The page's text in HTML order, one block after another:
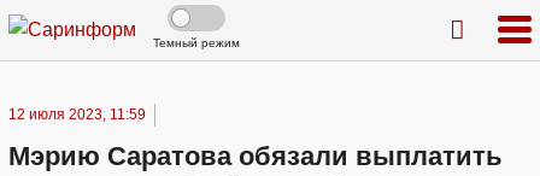
Темный режим
12 июля 2023, 11:59
Мэрию Саратова обязали выплатить